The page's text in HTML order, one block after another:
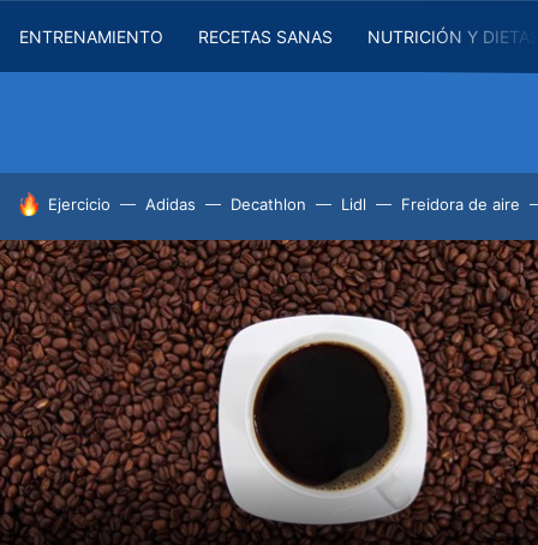
ENTRENAMIENTO RECETAS SANAS NUTRICIÓN Y
HOY SE HABLA DE
Ejercicio Adidas Decathlon Lidl Freidora de aire